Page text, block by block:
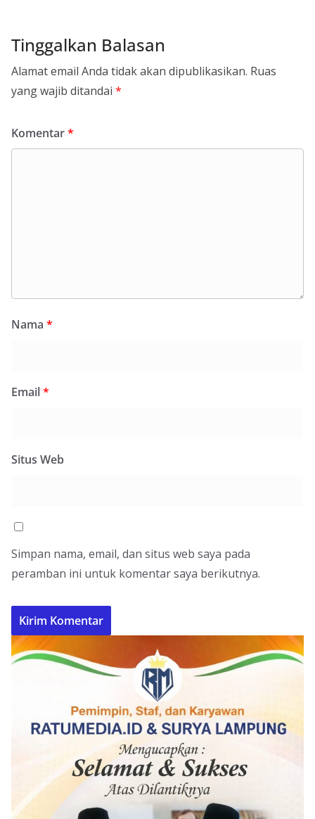
Tinggalkan Balasan
Alamat email Anda tidak akan dipublikasikan. Ruas
yang wajib ditandai *
Komentar*
Nama *
Email*
Situs Web
Simpan nama, email, dan situs web saya pada
peramban ini untuk komentar saya berikutnya.